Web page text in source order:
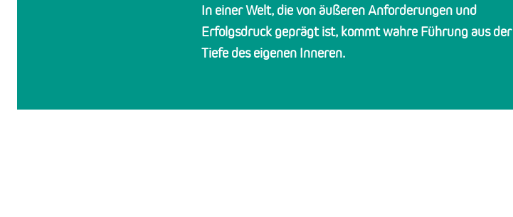
In einer Welt, die von äußeren Anforderungen und
Erfolgsdruck geprägt ist, kommt wahre Führung aus der
Tiefe des eigenen Inneren.